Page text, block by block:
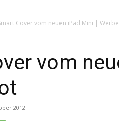
Cover vom neuen iPad Mini |
vom
2012